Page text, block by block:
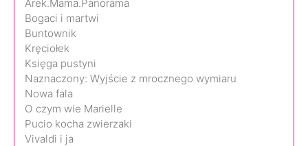
Arek.Mama.Panorama
Bogaci i martwi
Buntownik
Kręciołek
Księga pustyni
Naznaczony: Wyjście z mrocznego wymiaru
Nowa fala
O czym wie Marielle
Pucio kocha zwierzaki
Vivaldi i ja